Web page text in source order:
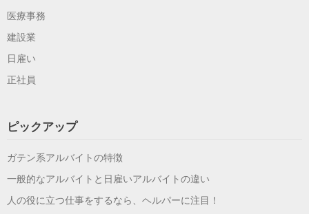
医療事務
建設業
日雇い
正社員
ピックアップ
ガテン系アルバイトの特徴
一般的なアルバイトと日雇いアルバイトの違い
人の役に立つ仕事をするなら、ヘルパーに注目！